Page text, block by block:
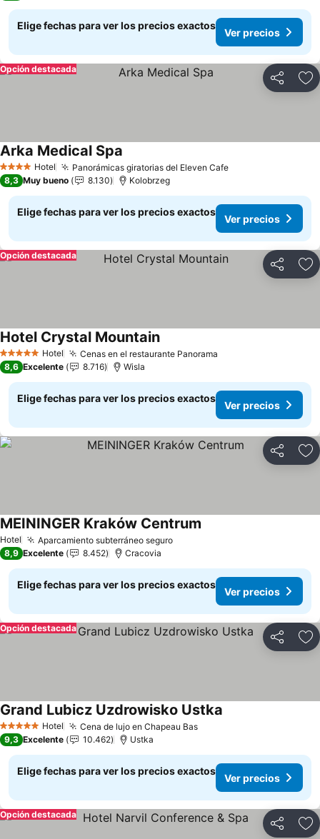
Elige fechas para ver los precios exactos
Ver precios
Compartir
Opción destacada
4 EstrellasHotel Panorámicas giratorias del Eleven CafeVer precios
Arka Medical Spa
8,3 Muy bueno 8.130 Kolobrzeg
Elige fechas para ver los precios exactos
Ver precios
Compartir
Opción destacada
5 Estrellas Hotel Cenas en el restaurante Panorama
Hotel Crystal MountainVer precios
8,6 Excelente 8.716 Wisla
Elige fechas para ver los precios exactos
Ver precios
Compartir
Hotel Aparcamiento subterráneo seguroVer precios
MEININGER Kraków Centrum
8,9 Excelente 8.452 Cracovia
Elige fechas para ver los precios exactos
Ver precios
Compartir
Opción destacada
5 Estrellas Hotel Cena de lujo en Chapeau BasVer precios
Grand Lubicz Uzdrowisko Ustka
9,3 Excelente 10.462 Ustka
Elige fechas para ver los precios exactos
Ver precios
Compartir
Opción destacada